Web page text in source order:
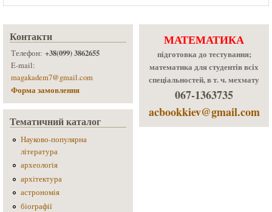
Контакти
Телефон: +38(099) 3862655
E-mail:
magakadem7@gmail.com
Форма замовлення
Тематичний каталог
Науково-популярна
література
археологія
архітектура
астрономія
біографії
МАТЕМАТИКА
підготовка до тестування;
математика для студентів всіх
спеціальностей, в т. ч. мехмату
067-1363735
acbookkiev@gmail.com